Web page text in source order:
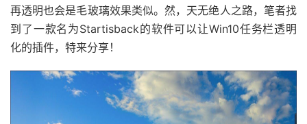
再透明也会是毛玻璃效果类似。然，天无绝人之路，笔者找
到了一款名为Startisback的软件可以让Win10任务栏透明
化的插件，特来分享！